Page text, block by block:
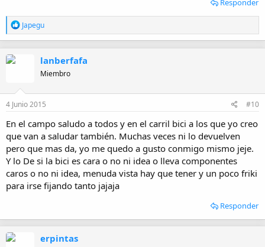
Responder
R
e
a
n
e
s
Japegu
lanberfafa
Miembro
4 Junio 2015 #10
En el campo saludo a todos y en el carril bici a los que yo creo
que van a saludar también. Muchas veces ni lo devuelven
pero que mas da, yo me quedo a gusto conmigo mismo jeje.
Y lo De si la bici es cara o no ni idea o lleva componentes
caros o no ni idea, menuda vista hay que tener y un poco friki
para irse fijando tanto jajaja
Responder
erpintas